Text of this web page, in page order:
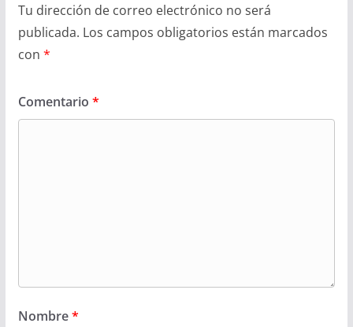
Tu dirección de correo electrónico no será
publicada. Los campos obligatorios están marcados
con *
Comentario *
Nombre*